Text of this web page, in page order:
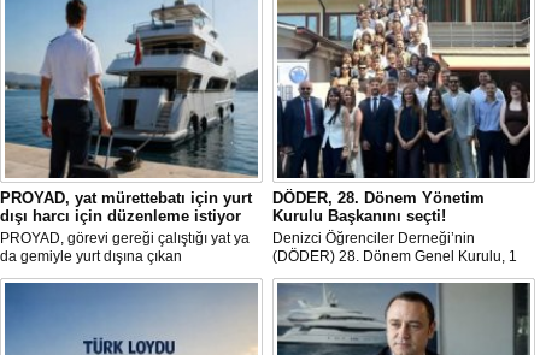
PROYAD, yat mürettebatı için yurt
dışı harcı için düzenleme istiyor
PROYAD, görevi gereği çalıştığı yat ya
da gemiyle yurt dışına çıkan
gemiadamlarının yurt dışı çıkış
DÖDER, 28. Dönem Yönetim
Kurulu Başkanını seçti!
Denizci Öğrenciler Derneği’nin
(DÖDER) 28. Dönem Genel Kurulu, 1
Ağustos Cumartesi günü Türkiye Gemi
Sanayicileri Birliği (GİSBİR) ev
sahipliğinde gerçekleştirildi.